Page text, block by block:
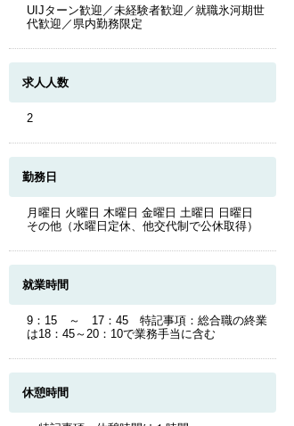
UIJターン歓迎／未経験者歓迎／就職氷河期世
代歓迎／県内勤務限定
求人人数
2
勤務日
月曜日 火曜日 木曜日 金曜日 土曜日 日曜日
その他（水曜日定休、他交代制で公休取得）
就業時間
9：15 ～ 17：45 特記事項：総合職の終業
は18：45～20：10で業務手当に含む
休憩時間